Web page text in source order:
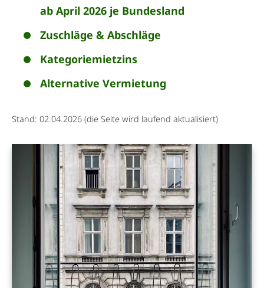
ab April 2026 je Bundesland
Zuschläge & Abschläge
Kategoriemietzins
Alternative Vermietung
Stand: 02.04.2026 (die Seite wird laufend aktualisiert)